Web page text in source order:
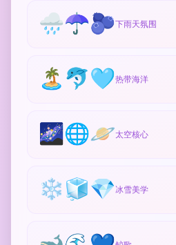
🌧️☂️🫐下雨天氛围
🏝️🐬🩵热带海洋
🌌🌐🪐太空核心
❄️🧊💎冰雪美学